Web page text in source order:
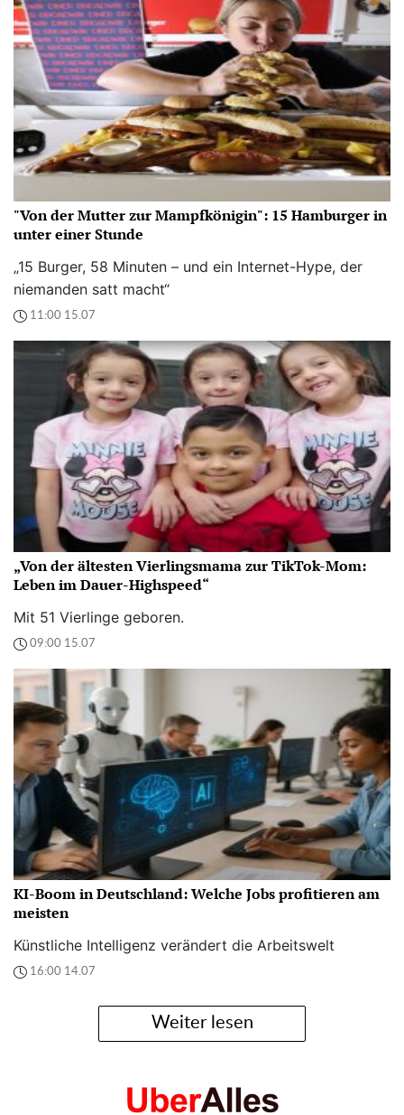
"Von der Mutter zur Mampfkönigin": 15 Hamburger in
unter einer Stunde
„15 Burger, 58 Minuten – und ein Internet-Hype, der
niemanden satt macht“
11:00 15.07
„Von der ältesten Vierlingsmama zur TikTok-Mom:
Leben im Dauer-Highspeed“
Mit 51 Vierlinge geboren.
09:00 15.07
KI-Boom in Deutschland: Welche Jobs profitieren am
meisten
Künstliche Intelligenz verändert die Arbeitswelt
16:00 14.07
Weiter lesen